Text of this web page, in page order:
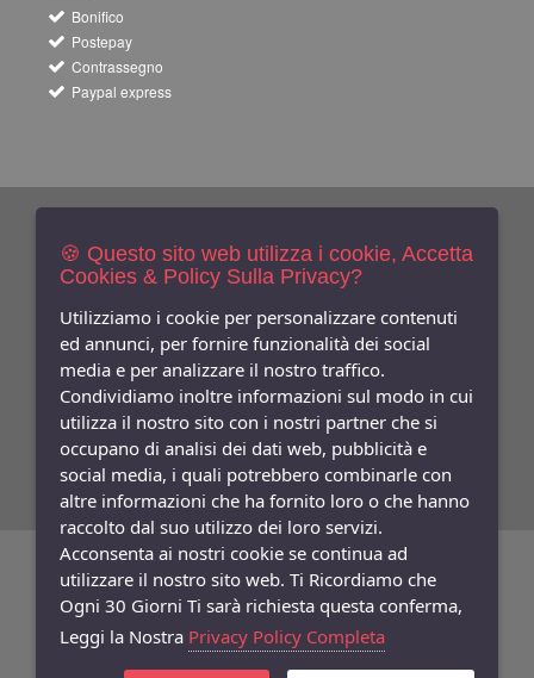
Bonifico
Postepay
Contrassegno
Paypal express
NewslettersIscriviti Gratis
Indica qui la tua email per ricevere sconti e newsletter.
Consenso
Privacy
Facebook
SeguiciSu
©Copyright 2026 Bifulco Abbigliamento- P.Iva: 07252141218
Powered:synchrosystem labs- Design:adesigner
🍪 Questo sito web utilizza i cookie, Accetta
Cookies & Policy Sulla Privacy?
Utilizziamo i cookie per personalizzare contenuti
ed annunci, per fornire funzionalità dei social
media e per analizzare il nostro traffico.
Condividiamo inoltre informazioni sul modo in cui
utilizza il nostro sito con i nostri partner che si
occupano di analisi dei dati web, pubblicità e
social media, i quali potrebbero combinarle con
altre informazioni che ha fornito loro o che hanno
raccolto dal suo utilizzo dei loro servizi.
Acconsenta ai nostri cookie se continua ad
utilizzare il nostro sito web. Ti Ricordiamo che
Ogni 30 Giorni Ti sarà richiesta questa conferma,
Leggi la Nostra Privacy Policy Completa